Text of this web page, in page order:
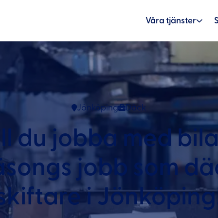
Våra tjänster
Jönköping Däck
du jobba med
jobb som
i